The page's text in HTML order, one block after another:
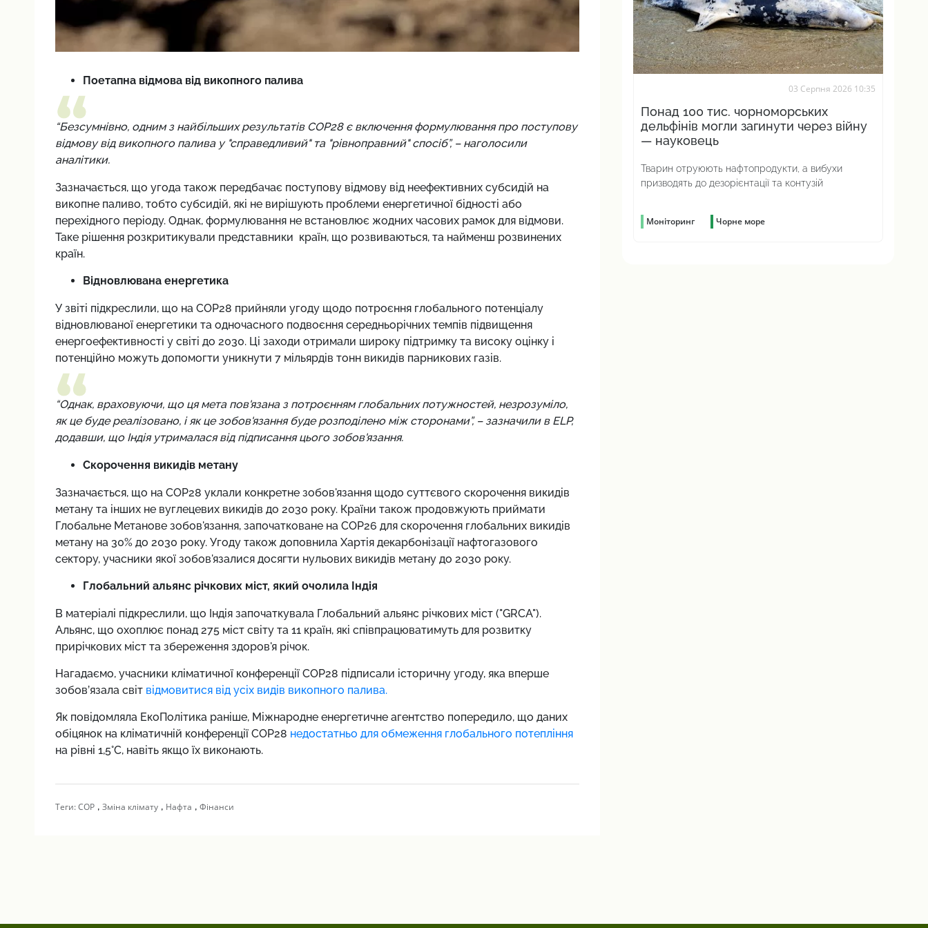
Поетапна відмова від викопного палива
“Безсумнівно, одним з найбільших результатів COP28 є включення формулювання про поступову
відмову від викопного палива у "справедливий" та "рівноправний" спосіб”, – наголосили
аналітики.
Зазначається, що угода також передбачає поступову відмову від неефективних субсидій на
викопне паливо, тобто субсидій, які не вирішують проблеми енергетичної бідності або
перехідного періоду. Однак, формулювання не встановлює жодних часових рамок для відмови.
Таке рішення розкритикували представники країн, що розвиваються, та найменш розвинених
країн.
Відновлювана енергетика
У звіті підкреслили, що на COP28 прийняли угоду щодо потроєння глобального потенціалу
відновлюваної енергетики та одночасного подвоєння середньорічних темпів підвищення
енергоефективності у світі до 2030. Ці заходи отримали широку підтримку та високу оцінку і
потенційно можуть допомогти уникнути 7 мільярдів тонн викидів парникових газів.
“Однак, враховуючи, що ця мета пов'язана з потроєнням глобальних потужностей, незрозуміло,
як це буде реалізовано, і як це зобов'язання буде розподілено між сторонами”, – зазначили в ELP,
додавши, що Індія утрималася від підписання цього зобов'язання.
Скорочення викидів метану
Зазначається, що на COP28 уклали конкретне зобов'язання щодо суттєвого скорочення викидів
метану та інших не вуглецевих викидів до 2030 року. Країни також продовжують приймати
Глобальне Метанове зобов'язання, започатковане на COP26 для скорочення глобальних викидів
метану на 30% до 2030 року. Угоду також доповнила Хартія декарбонізації нафтогазового
сектору, учасники якої зобов'язалися досягти нульових викидів метану до 2030 року.
Глобальний альянс річкових міст, який очолила Індія
В матеріалі підкреслили, що Індія започаткувала Глобальний альянс річкових міст ("GRCA").
Альянс, що охоплює понад 275 міст світу та 11 країн, які співпрацюватимуть для розвитку
прирічкових міст та збереження здоров'я річок.
Нагадаємо, учасники кліматичної конференції COP28 підписали історичну угоду, яка вперше
зобов’язала світ відмовитися від усіх видів викопного палива.
Як повідомляла ЕкоПолітика раніше, Міжнародне енергетичне агентство попередило, що даних
обіцянок на кліматичній конференції COP28 недостатньо для обмеження глобального потепління
на рівні 1,5°C, навіть якщо їх виконають.
Теги:COP, Зміна клімату, Нафта , Фінанси
03 Серпня 2026 10:35
Понад 100 тис. чорноморських
дельфінів могли загинути через війну
— науковець
Тварин отруюють нафтопродукти, а вибухи
призводять до дезорієнтації та контузій
Моніторинг Чорне море